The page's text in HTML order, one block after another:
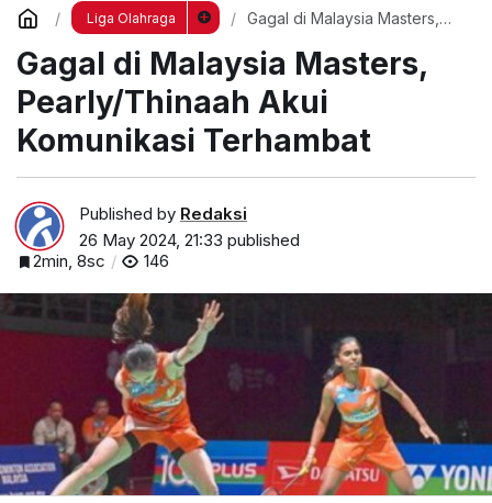
Liga Olahraga
Gagal di Malaysia Masters,
Komunikasi Terhambat
Gagal di Malaysia Masters,
Pearly/Thinaah Akui
Komunikasi Terhambat
Published by Redaksi
26 May 2024, 21:33 published
2min, 8sc
146